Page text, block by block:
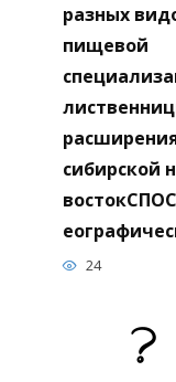
разных
пищевой
сибирской
24